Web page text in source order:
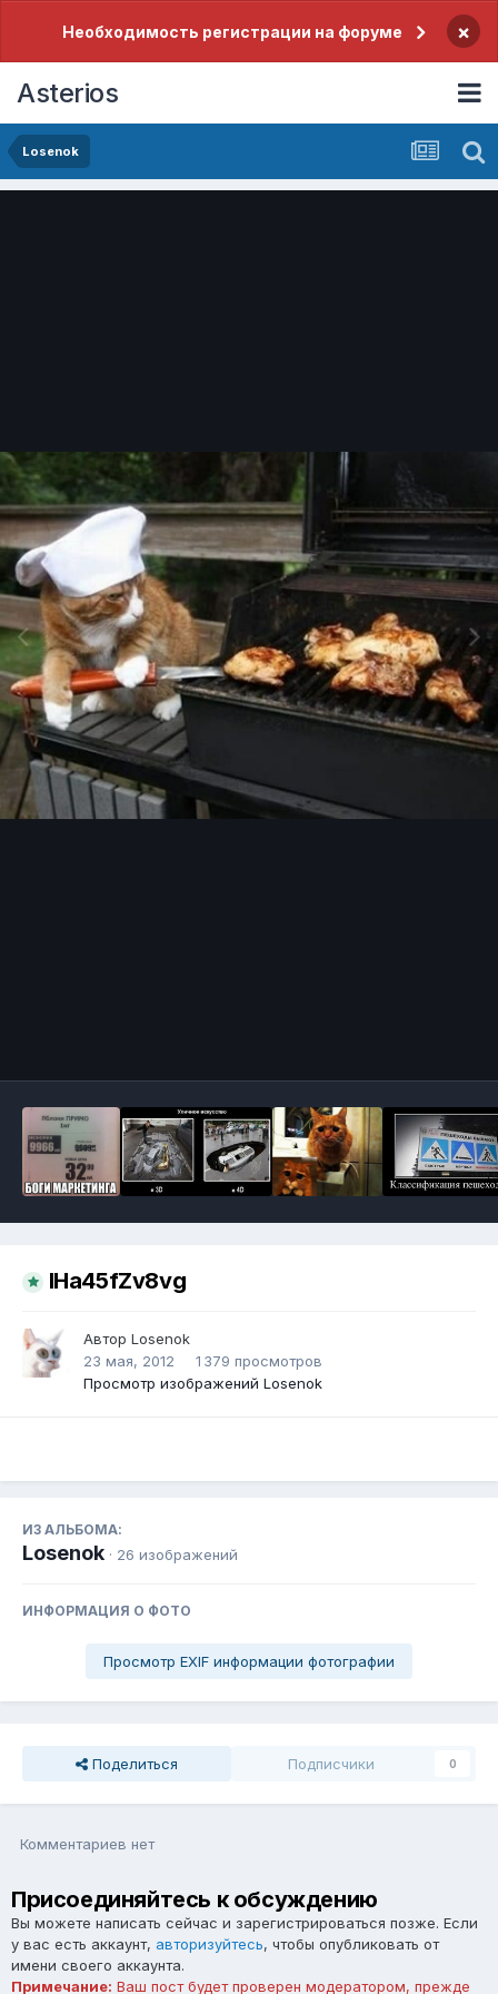
Необходимость регистрации на форуме ×
Asterios
Losenok
IHa45fZv8vg
Автор Losenok
23 мая, 2012
1 379 просмотров
Просмотр изображений Losenok
ИЗ АЛЬБОМА:
Losenok · 26 изображений
ИНФОРМАЦИЯ О ФОТО
Просмотр EXIF информации фотографии
Поделиться Подписчики 0
Комментариев нет
Присоединяйтесь к обсуждению
Вы можете написать сейчас и зарегистрироваться позже. Если
у вас есть аккаунт, авторизуйтесь, чтобы опубликовать от
имени своего аккаунта.
Примечание: Ваш пост будет проверен модератором, прежде